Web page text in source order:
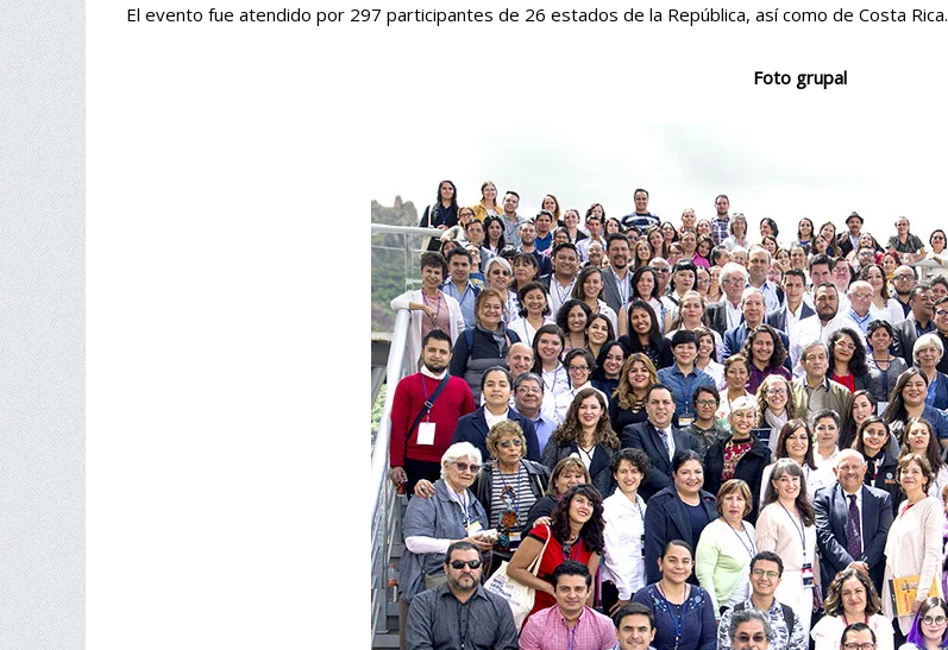
El evento fue atendido por 297 participantes de 26 estados de la República, así como de Costa Rica.
Foto grupal